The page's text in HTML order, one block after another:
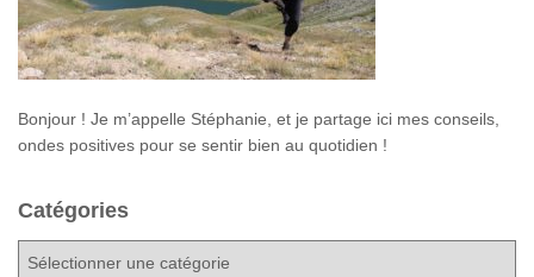
Bonjour ! Je m’appelle Stéphanie, et je partage ici mes conseils,
ondes positives pour se sentir bien au quotidien !
Catégories